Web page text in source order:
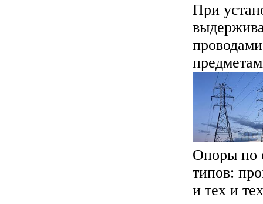
При
Опоры по
типов:
и тех и